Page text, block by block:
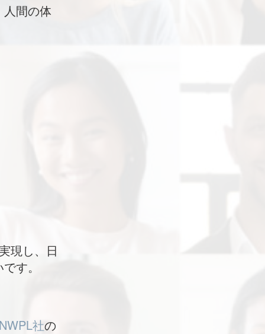
間の体
現し、日
す。
社の